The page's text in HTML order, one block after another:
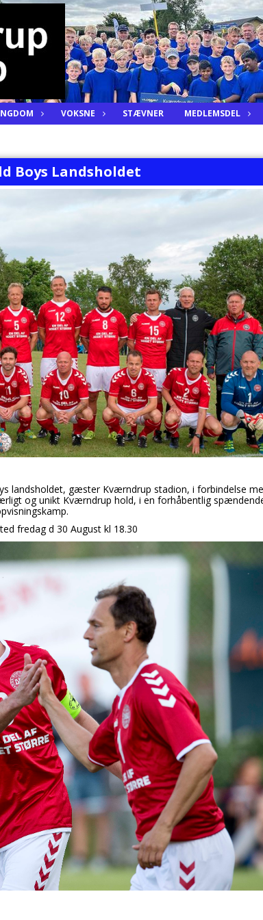
VOKSNE STÆVNER MEDLEMSDEL
Boys Landsholdet
landsholdet, gæster Kværndrup stadion, i forbindelse
og unikt Kværndrup hold, i en forhåbentlig
fredag d 30 August kl 18.30